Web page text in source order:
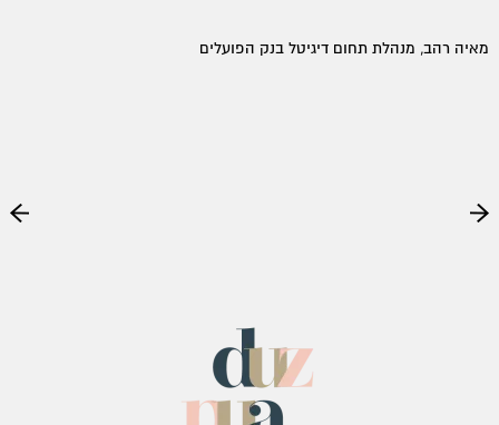
מאיה רהב, מנהלת תחום דיגיטל בנק הפועלים